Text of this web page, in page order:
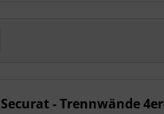
Securat - Trennwände